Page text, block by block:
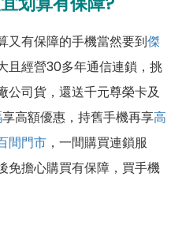
又有保障的手機當然要到傑
且經營30多年通信連鎖，挑
公司貨，還送千元尊榮卡及
享高額優惠，持舊手機再享高
間門市 ，一間購買連鎖服
免擔心購買有保障，買手機